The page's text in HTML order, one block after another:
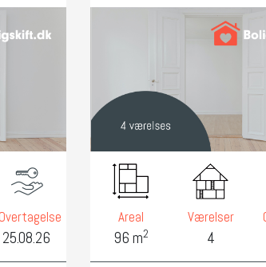
Overtagelse
25.08.26
Areal
96 m2
Værelser
4